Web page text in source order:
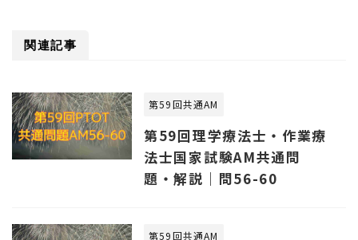
関連記事
第59回共通AM
第59回理学療法士・作業療
法士国家試験AM共通問
題・解説｜問56-60
第59回共通AM